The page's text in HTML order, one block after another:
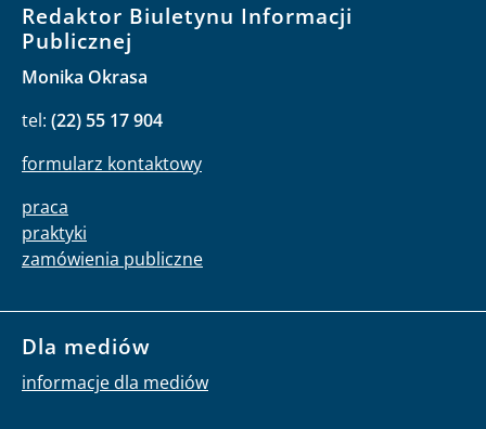
Redaktor Biuletynu Informacji
Publicznej
Monika Okrasa
tel: (22) 55 17 904
formularz kontaktowy
praca
praktyki
zamówienia publiczne
Dla mediów
informacje dla mediów